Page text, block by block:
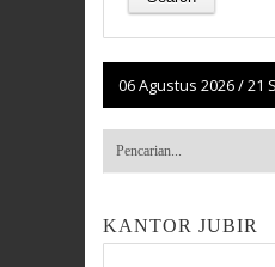
06 Agustus 2026/21
KANTOR JUBIR